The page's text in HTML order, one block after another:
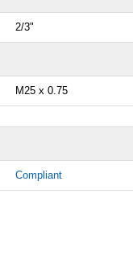
2/3"
M25 x 0.75
Compliant